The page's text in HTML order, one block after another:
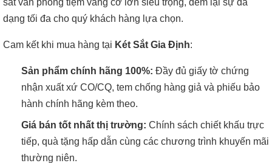
sắt văn phòng tiệm vàng cỡ lớn siêu trọng, đem lại sự đa
dạng tối đa cho quý khách hàng lựa chọn.
Cam kết khi mua hàng tại Két Sắt Gia Định:
Sản phẩm chính hãng 100%: Đầy đủ giấy tờ chứng
nhận xuất xứ CO/CQ, tem chống hàng giả và phiếu bảo
hành chính hãng kèm theo.
Giá bán tốt nhất thị trường: Chính sách chiết khấu trực
tiếp, quà tặng hấp dẫn cùng các chương trình khuyến mãi
thường niên.